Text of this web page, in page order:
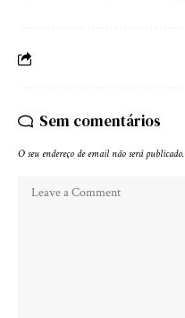
Sem comentários
O seu endereço de email não será publicado.